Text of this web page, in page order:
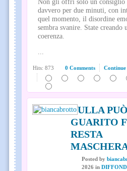
Non gli offri solo un consiglio
davvero per due minuti, con
quel momento, il disordine
sembra svanire. State creando
coerenza.
...
0 Comments
Hits: 873
NULLA
GUARITO
RESTA
Posted by
2026 in